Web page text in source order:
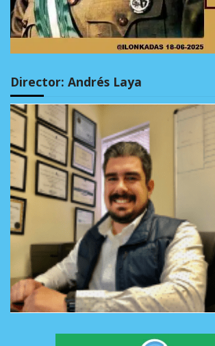
Director: Andrés Laya